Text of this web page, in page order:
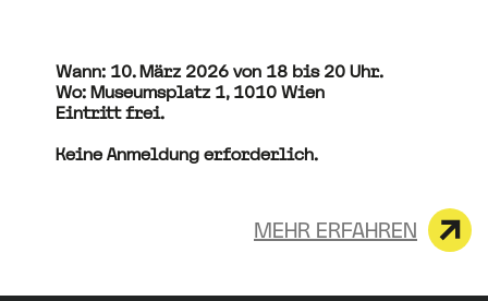
Wann: 10. März 2026 von 18 bis 20 Uhr.
Wo: Museumsplatz 1, 1010 Wien
Eintritt frei.
Keine Anmeldung erforderlich.
MEHR ERFAHREN